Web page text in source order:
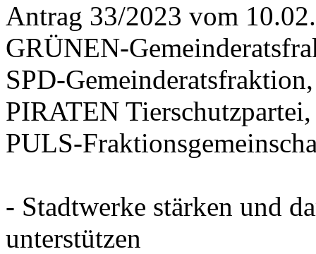
Antrag 33/2023 vom
GRÜNEN-
SPD-
PIRATEN Tierschutzpartei,
PULS-
- Stadtwerke stärken und
unterstützen